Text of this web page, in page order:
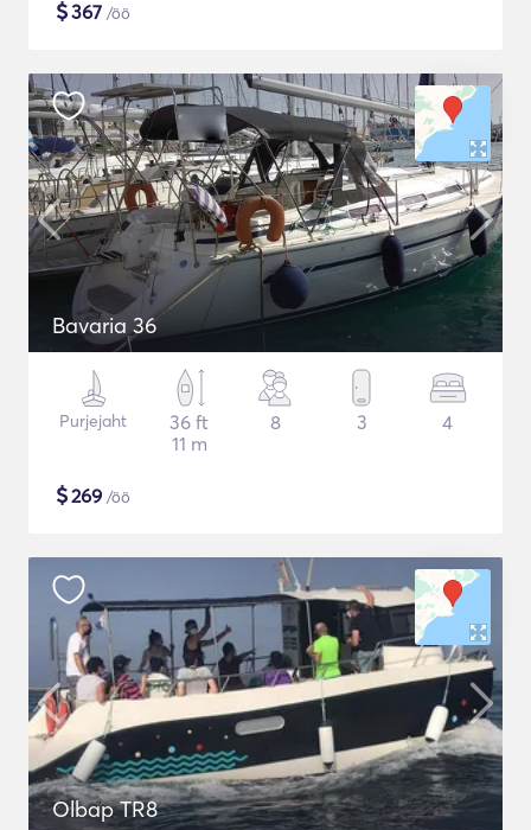
$367 /öö
Bavaria 36
Purjejaht
36 ft
11 m
8 3 4
$269 /öö
Olbap TR8